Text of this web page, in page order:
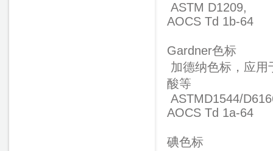
ASTM D1209,
AOCS Td 1b-64
Gardner色标
加德纳色标，应
酸等
ASTMD1544/
AOCS Td 1a-64
碘色标